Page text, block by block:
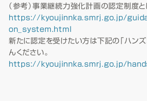
（参考）事業継続力強化計画の認定制度と
https://kyoujinnka.smrj.go.jp/
on_system.html
新たに認定を受けたい方は下記の「ハンズ
んください。
https://kyoujinnka.smrj.go.jp/